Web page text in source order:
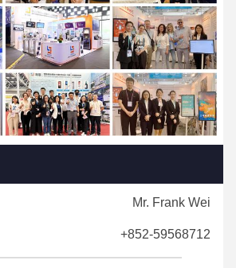
Mr. Frank Wei
+852-59568712